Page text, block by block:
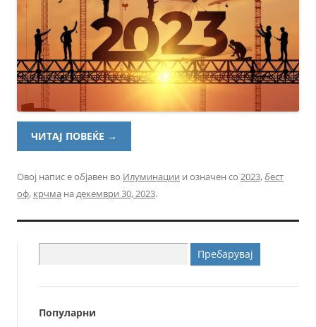
ЧИТАЈ ПОВЕЌЕ →
Овој напис е објавен во Илуминации и означен со 2023,бест
оф, крчма на декември 30, 2023.
за:
Популарни